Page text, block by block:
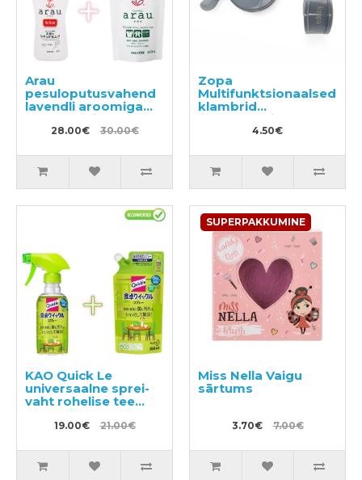
Arau
pesuloputusvahend
lavendli aroomiga
720ml + täitepakend
650ml28.00€ 30.00€
Zopa
Multifunktsionaalsed
klambrid
lapsevankrile
4.50€
KAO Quick Le
universaalne sprei-
vaht rohelise tee
aroomiga 300ml +
täitepakend 250ml
19.00€ 21.00€
SUPERPAKKUMINE
Miss Nella Vaigu
sārtums
3.70€ 7.00€